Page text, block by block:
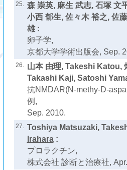
25. 森 崇英, 麻生 武志, 石塚 文
小西 郁生, 佐々木 裕之, 佐
雄 :
卵子学,
京都大学学術出版会, Sep.
26. 山本 由理, Takeshi Katou,
Takashi Kaji, Satoshi
抗NMDAR(N-methy-D-
例,
Sep. 2010.
27. Toshiya Matsuzaki,
Irahara:
プロラクチン,
株式会社 診断と治療社,